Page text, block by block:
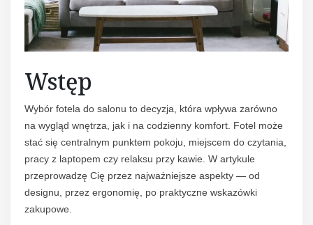
Wstęp
Wybór fotela do salonu to decyzja, która wpływa zarówno
na wygląd wnętrza, jak i na codzienny komfort. Fotel może
stać się centralnym punktem pokoju, miejscem do czytania,
pracy z laptopem czy relaksu przy kawie. W artykule
przeprowadzę Cię przez najważniejsze aspekty — od
designu, przez ergonomię, po praktyczne wskazówki
zakupowe.